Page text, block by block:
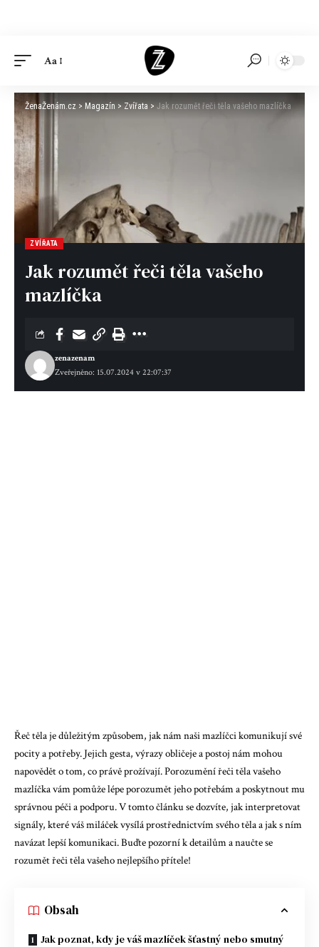
Aa
ŽenaŽenám.cz > Magazín > Zvířata > Jak rozumět řeči těla vašeho mazlíčka
ZVÍŘATA
Jak rozumět řeči těla vašeho
mazlíčka
Zveřejněno: 15.07.2024 v 22:07:37
zenazenam
Řeč těla je důležitým způsobem, jak nám naši mazlíčci komunikují své
pocity a potřeby. Jejich gesta, výrazy obličeje a postoj nám mohou
napovědět o tom, co právě prožívají. Porozumění řeči těla vašeho
mazlíčka vám pomůže lépe porozumět jeho potřebám a poskytnout mu
správnou péči a podporu. V tomto článku se dozvíte, jak interpretovat
signály, které váš miláček vysílá prostřednictvím svého těla a jak s ním
navázat lepší komunikaci. Buďte pozorní k detailům a naučte se
rozumět řeči těla vašeho nejlepšího přítele!
Obsah
Jak poznat, kdy je váš mazlíček šťastný nebo smutný